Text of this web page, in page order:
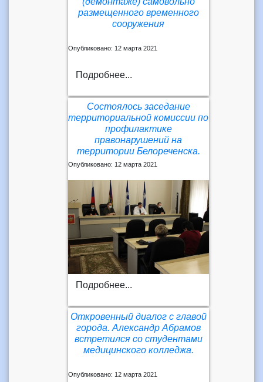
размещенного временного
сооружения
Опубликовано: 12 марта 2021
Подробнее...
Состоялось заседание
территориальной комиссии по
профилактике
правонарушений на
территории Белореченска.
Опубликовано: 12 марта 2021
Подробнее...
Откровенный диалог с главой
города. Александр Абрамов
встретился со студентами
медицинского колледжа.
Опубликовано: 12 марта 2021